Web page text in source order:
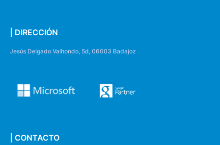
| DIRECCIÓN
Jesús Delgado Valhondo, 5d, 06003 Badajoz
| CONTACTO